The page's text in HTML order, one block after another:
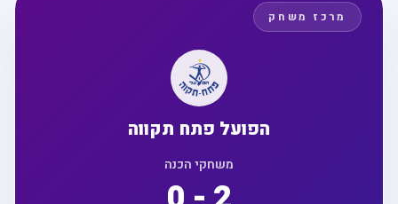
מרכז משחק
הפועל פתח תקווה
משחקי הכנה